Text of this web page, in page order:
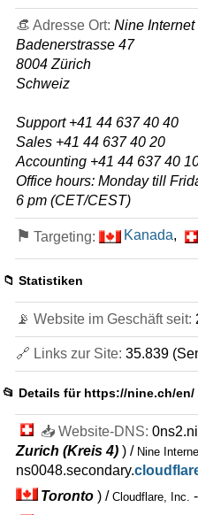
Quarter Rack
Eigenschaften*
CHF
ohne 8.1% MwSt
Mai 2026
🔧 Verwaltetes - 💻 Linux
Managed nV8
auf Anfrage 159
100 GB
Managed nV16
Eigenschaften*
auf Anfrage 159
100 GB
Mai 2026
Managed Dedicated
Eigenschaften *
auf Anfrage
👒 Adresse Ort: Nine
Badenerstrasse 47
8004 Zürich
Schweiz
Support +41 44 637 40 40
Sales +41 44 637 40 20
Accounting +41 44 637 40
Office hours: Monday till
6 pm (CET/CEST)
⚑ Targeting: Kanada,
📁 Statistiken
📡 Website im Geschäft seit:
🔗 Links zur Site: 35.839
📂 Details für https://nine.ch/en/
📥 Website-DNS:
Zurich (Kreis 4) ) / Nine
ns0048.secondary.
Toronto ) / Cloudflare, Inc. -